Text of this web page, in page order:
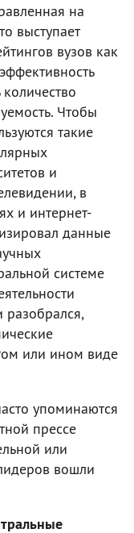
на
выступает
вузов как
Чтобы
такие
и
в
и интернет-
данные
системе
разобрался,
или ином виде
упоминаются
прессе
или
вошли